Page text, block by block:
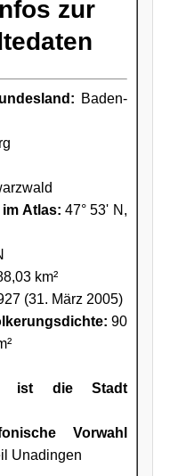
zur
Baden-
Atlas: 47° 53' N,
km²
(31. März 2005)
90
ist die Stadt
Vorwahl
Unadingen